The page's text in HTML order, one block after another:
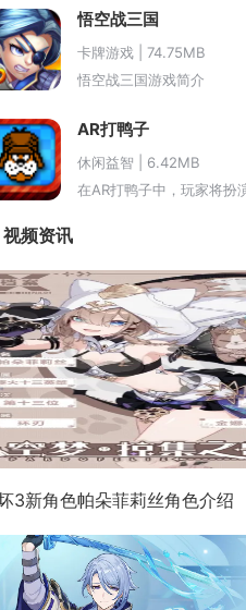
悟空战三国
卡牌游戏 | 74.75MB
悟空战三国游戏简介
AR打鸭子
休闲益智 | 6.42MB
视频资讯
3新角色帕朵菲莉丝角色介绍